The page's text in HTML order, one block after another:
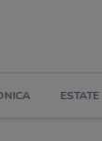
ESTATE